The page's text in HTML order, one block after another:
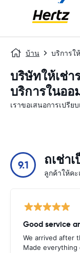
บ้าน บริการใ
บริษัทให้เช่า
บริการในออ
เราขอเสนอการเปรี
9.1 ถเช่า
ลูกค้าให้ค
Good service
We arrived after
Made everything